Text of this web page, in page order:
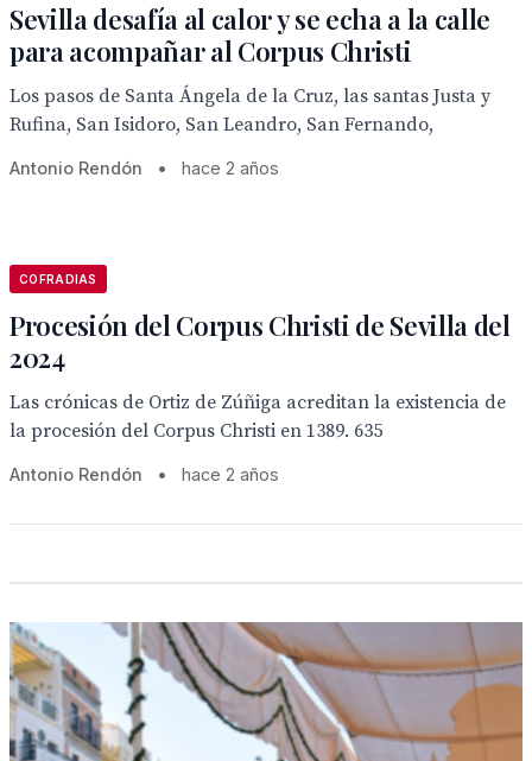
Sevilla desafía al calor y se echa a la calle
para acompañar al Corpus Christi
Los pasos de Santa Ángela de la Cruz, las santas Justa y
Rufina, San Isidoro, San Leandro, San Fernando,
Antonio Rendón • hace 2 años
COFRADIAS
Procesión del Corpus Christi de Sevilla del
2024
Las crónicas de Ortiz de Zúñiga acreditan la existencia de
la procesión del Corpus Christi en 1389. 635
Antonio Rendón • hace 2 años